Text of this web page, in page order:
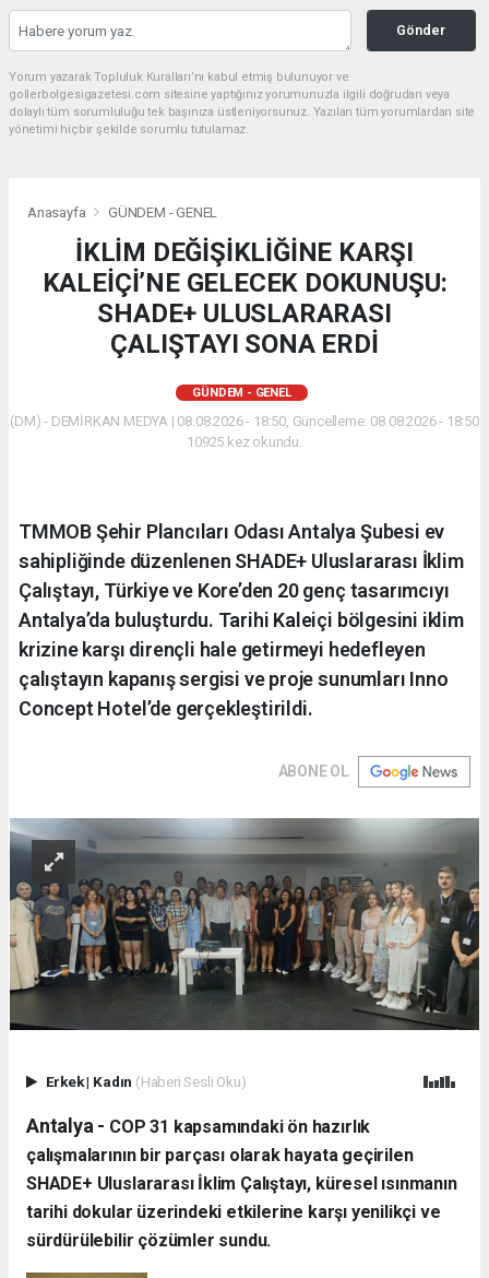
Gönder
Yorum yazarak Topluluk Kuralları’nı kabul etmiş bulunuyor ve
gollerbolgesigazetesi.com sitesine yaptığınız yorumunuzla ilgili doğrudan veya
dolaylı tüm sorumluluğu tek başınıza üstleniyorsunuz. Yazılan tüm yorumlardan site
yönetimi hiçbir şekilde sorumlu tutulamaz.
Anasayfa GÜNDEM - GENEL
İKLİM DEĞİŞİKLİĞİNE KARŞI
KALEİÇİ’NE GELECEK DOKUNUŞU:
SHADE+ ULUSLARARASI
ÇALIŞTAYI SONA ERDİ
GÜNDEM - GENEL
(DM) - DEMİRKAN MEDYA | 08.08.2026 - 18:50, Güncelleme: 08.08.2026 - 18:50
10925 kez okundu.
​TMMOB Şehir Plancıları Odası Antalya Şubesi ev
sahipliğinde düzenlenen SHADE+ Uluslararası İklim
Çalıştayı, Türkiye ve Kore’den 20 genç tasarımcıyı
Antalya’da buluşturdu. Tarihi Kaleiçi bölgesini iklim
krizine karşı dirençli hale getirmeyi hedefleyen
çalıştayın kapanış sergisi ve proje sunumları Inno
Concept Hotel’de gerçekleştirildi.
ABONE OL
Erkek| Kadın (Haberi Sesli Oku)
Antalya - ​COP 31 kapsamındaki ön hazırlık
çalışmalarının bir parçası olarak hayata geçirilen
SHADE+ Uluslararası İklim Çalıştayı, küresel ısınmanın
tarihi dokular üzerindeki etkilerine karşı yenilikçi ve
sürdürülebilir çözümler sundu.